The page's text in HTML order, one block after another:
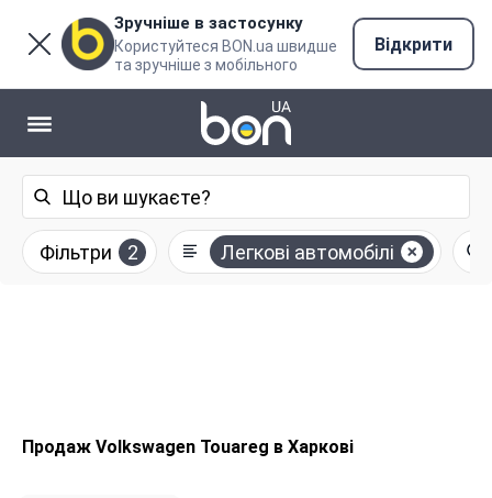
Зручніше в застосунку
Користуйтеся BON.ua швидше
та зручніше з мобільного
Відкрити
Фільтри 2 Легкові автомобілі
Продаж Volkswagen Touareg в Харкові